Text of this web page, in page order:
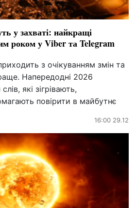
у захваті: найкращі
роком у Viber та Telegram
з очікуванням змін та
Напередодні 2026
які зігрівають,
повірити в майбутнє
16:00 29.12